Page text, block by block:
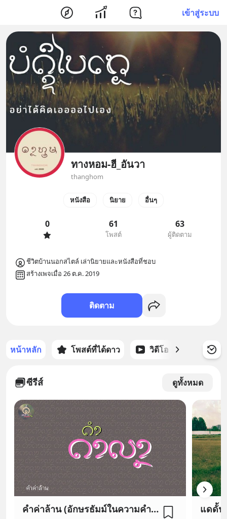
เข้าสู่ระบบ
ทางหอม-ฮี_อันวา
thanghom
หนังสือ นิยาย อื่นๆ
0 61
โพสต์
63
ผู้ติดตาม
ชีวิตบ้านนอกสไตล์ เล่านิยายและหนังสือที่ชอบ
สร้างเพจเมื่อ 26 ต.ค. 2019
ติดตาม
หน้าหลัก โพสต์ที่ได้ดาว วิดีโอ พอดแ
ซีรีส์ ดูทั้งหมด
คำค่าล้าน (อักษรธัมม์ในความคำนึง) แดดั้น